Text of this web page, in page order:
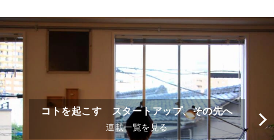
コトを起こす スタートアップ、その先へ
連載一覧を見る